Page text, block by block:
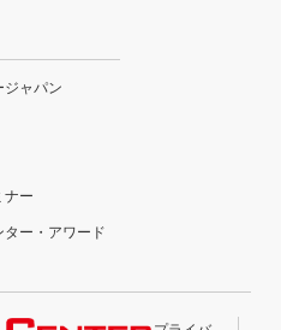
ジャパン
ナー
ター・アワード